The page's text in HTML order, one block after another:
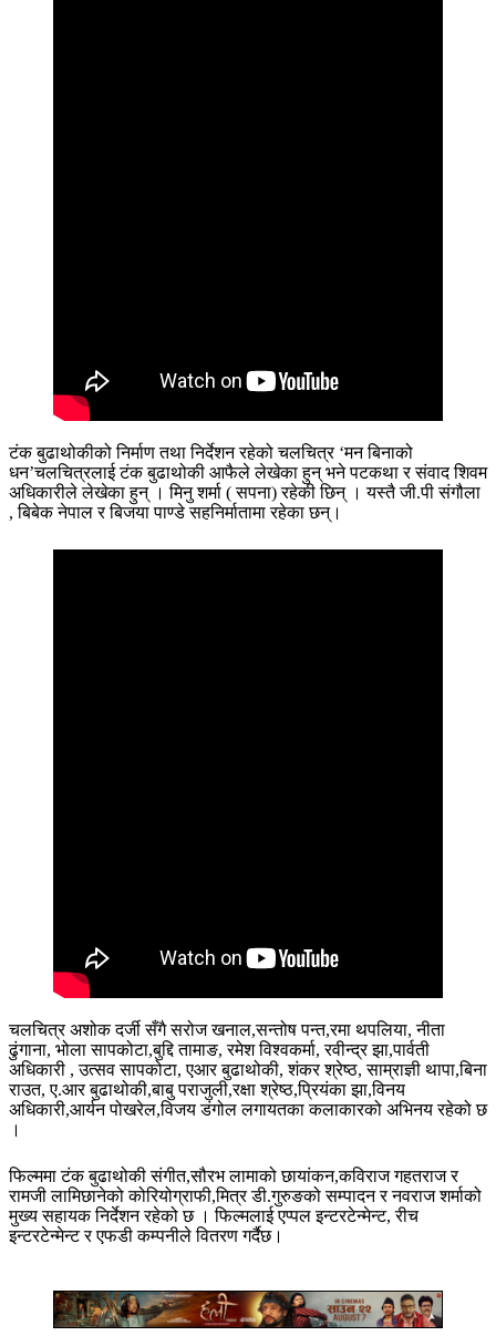
टंक बुढाथोकीको निर्माण तथा निर्देशन रहेको चलचित्र ‘मन बिनाको
धन’चलचित्रलाई टंक बुढाथोकी आफैले लेखेका हुन् भने पटकथा र संवाद शिवम
अधिकारीले लेखेका हुन् । मिनु शर्मा ( सपना) रहेकी छिन् । यस्तै जी.पी संगौला
, बिबेक नेपाल र बिजया पाण्डे सहनिर्मातामा रहेका छन्।
चलचित्र अशोक दर्जी सँगै सरोज खनाल,सन्तोष पन्त,रमा थपलिया, नीता
ढुंगाना, भोला सापकोटा,बुद्दि तामाङ, रमेश विश्वकर्मा, रवीन्द्र झा,पार्वती
अधिकारी , उत्सव सापकोटा, एआर बुढाथोकी, शंकर श्रेष्ठ, साम्राज्ञी थापा,बिना
राउत, ए.आर बुढाथोकी,बाबु पराजुली,रक्षा श्रेष्ठ,प्रियंका झा,विनय
अधिकारी,आर्यन पोखरेल,विजय डंगोल लगायतका कलाकारको अभिनय रहेको छ
।
फिल्ममा टंक बुढाथोकी संगीत,सौरभ लामाको छायांकन,कविराज गहतराज र
रामजी लामिछानेको कोरियोग्राफी,मित्र डी.गुरुङको सम्पादन र नवराज शर्माको
मुख्य सहायक निर्देशन रहेको छ । फिल्मलाई एप्पल इन्टरटेन्मेन्ट, रीच
इन्टरटेन्मेन्ट र एफडी कम्पनीले वितरण गर्दैछ।